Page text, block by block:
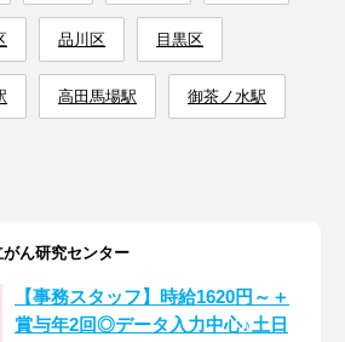
品川区 目黒区
高田馬場駅 御茶ノ水駅
ん研究センター
【事務スタッフ】時給1620円～＋
賞与年2回◎データ入力中心♪土日